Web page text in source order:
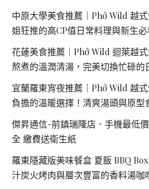
中原大學美食推薦｜Phở Wild 越
姐狂推的高CP值日常料理與新生
花蓮美食推薦｜Phở Wild 迴萊越
熬煮的溫潤清湯，完美切換忙碌的
宜蘭羅東宵夜推薦｜Phở Wild 越
負擔的溫暖選擇！清爽湯頭與原型
傑昇通信-前鎮瑞隆店．手機最低
全 繳費送衛生紙
羅東隱藏版美味餐盒 夏飯 BBQ
汁炭火烤肉與層次豐富的香料湯